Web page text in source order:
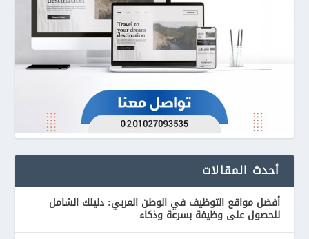
أحدث المقالات
أفضل مواقع التوظيف في الوطن العربي: دليلك الشامل
للحصول على وظيفة بسرعة وذكاء